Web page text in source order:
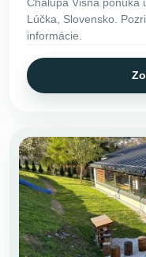
Lúčka, Slovensko.
informácie.